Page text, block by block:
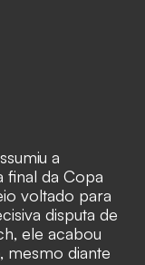
a
final da Copa
voltado para
disputa de
ele acabou
mesmo diante